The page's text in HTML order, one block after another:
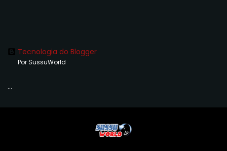
Tecnologia do Blogger
Por SussuWorld
...